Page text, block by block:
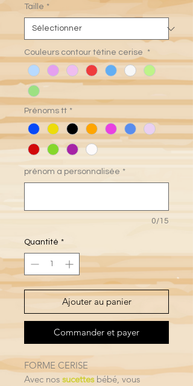
Taille *
Couleurs contour tétine cerise *
Prénoms tt *
prénom a personnalisée *
0/15
Quantité *
Ajouter au panier
Commander et payer
FORME CERISE
Avec nos sucettesbébé, vous